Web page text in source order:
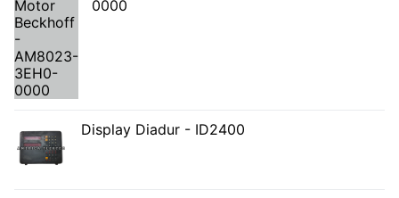
0000
Display Diadur - ID2400